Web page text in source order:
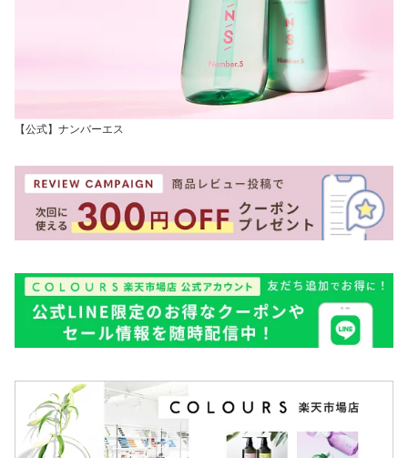
【公式】ナンバーエス